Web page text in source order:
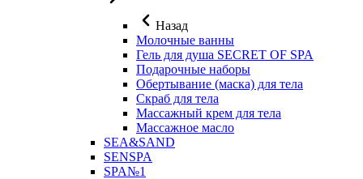
Назад
Молочные ванны
Гель для душа SECRET OF SPA
Подарочные наборы
Обертывание (маска) для тела
Скраб для тела
Массажный крем для тела
Массажное масло
SEA&SAND
SENSPA
SPA№1